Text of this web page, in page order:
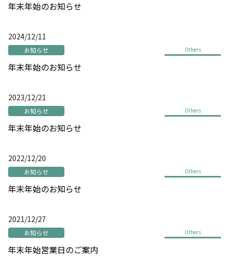
年末年始のお知らせ
2024/12/11
お知らせ Others
年末年始のお知らせ
2023/12/21
お知らせ Others
年末年始のお知らせ
2022/12/20
お知らせ Others
年末年始のお知らせ
2021/12/27
お知らせ Others
年末年始営業日のご案内